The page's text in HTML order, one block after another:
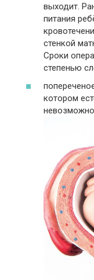
выходит.
питания
стенкой
Сроки
степенью
котором